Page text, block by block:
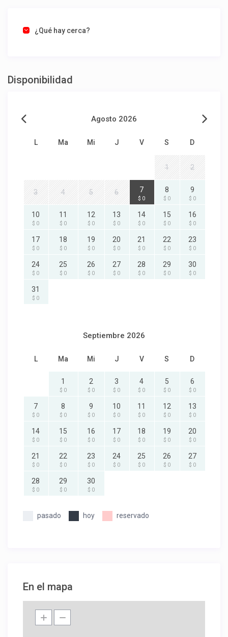
¿Qué hay cerca?
Disponibilidad
Agosto 2026
L Ma Mi J V S D
1 2
3 4 5 6 7
$ 0
8
$ 0
9
$ 0
10
$ 0
11
$ 0
12
$ 0
13
$ 0
14
$ 0
15
$ 0
16
$ 0
17
$ 0
18
$ 0
19
$ 0
20
$ 0
21
$ 0
22
$ 0
23
$ 0
24
$ 0
25
$ 0
26
$ 0
27
$ 0
28
$ 0
29
$ 0
30
$ 0
31
$ 0
Septiembre 2026
L Ma Mi J V S D
1
$ 0
2
$ 0
3
$ 0
4
$ 0
5
$ 0
6
$ 0
7
$ 0
8
$ 0
9
$ 0
10
$ 0
11
$ 0
12
$ 0
13
$ 0
14
$ 0
15
$ 0
16
$ 0
17
$ 0
18
$ 0
19
$ 0
20
$ 0
21
$ 0
22
$ 0
23
$ 0
24
$ 0
25
$ 0
26
$ 0
27
$ 0
28
$ 0
29
$ 0
30
$ 0
pasado hoy reservado
En el mapa